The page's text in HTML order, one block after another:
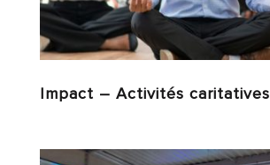
Impact – Activités caritatives